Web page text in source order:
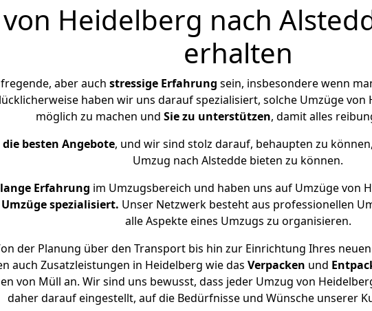
Heidelberg nach
erhalten
aber auch stressige Erfahrung sein, insbesondere wenn
haben wir uns darauf spezialisiert, solche Umzüge
möglich zu machen und Sie zu unterstützen, damit alles
besten Angebote, und wir sind stolz darauf, behaupten zu
Umzug nach Alstedde bieten zu können.
Erfahrung im Umzugsbereich und haben uns auf Umzüge von
spezialisiert. Unser Netzwerk besteht aus professionellen
alle Aspekte eines Umzugs zu organisieren.
der Planung über den Transport bis hin zur Einrichtung Ihres
auch Zusatzleistungen in Heidelberg wie das Verpacken und
von Müll an. Wir sind uns bewusst, dass jeder Umzug von
daher darauf eingestellt, auf die Bedürfnisse und Wünsche unserer